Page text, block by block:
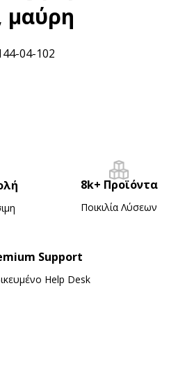
μαύρη
04-102
8k+ Προϊόντα
Ποικιλία Λύσεων
Support
Ηelp Desk